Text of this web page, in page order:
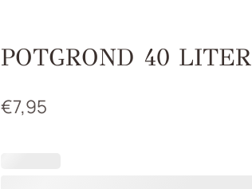
POTGROND 40 LITER
€7,95